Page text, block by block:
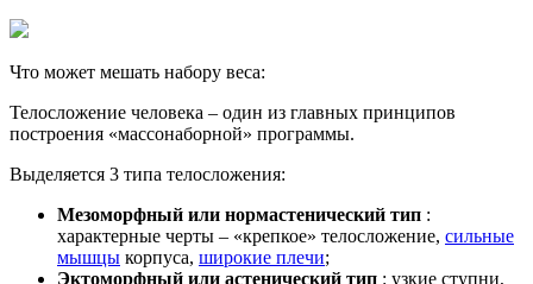
Что может мешать набору веса:
Телосложение человека – один из главных принципов
построения «массонаборной» программы.
Выделяется 3 типа телосложения:
Мезоморфный или нормастенический тип :
характерные черты – «крепкое» телосложение, сильные
мышцы корпуса, широкие плечи;
Эктоморфный или астенический тип : узкие ступни,